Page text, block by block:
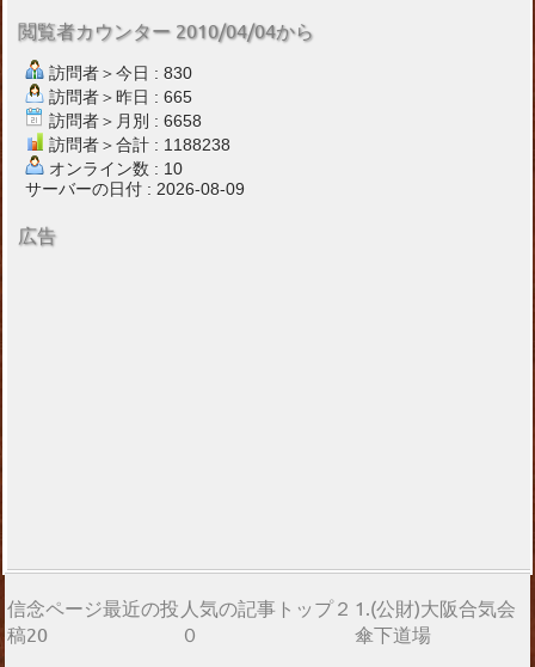
閲覧者カウンター 2010/04/04から
訪問者＞今日 : 830
訪問者＞昨日 : 665
訪問者＞月別 : 6658
訪問者＞合計 : 1188238
オンライン数 : 10
サーバーの日付 : 2026-08-09
広告
信念ページ最近の投
稿20
人気の記事トップ２
０
1.(公財)大阪合気会
傘下道場